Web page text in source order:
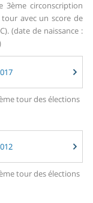
circonscription
avec un score de
(date de naissance :
tour des élections
tour des élections